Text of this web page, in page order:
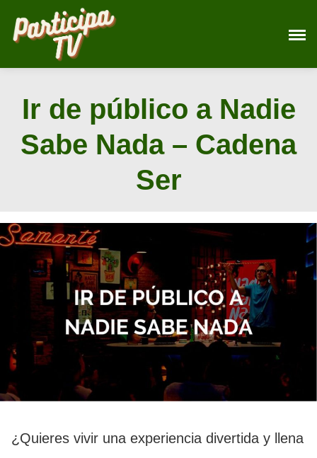
contenido
Ir de público a Nadie
Sabe Nada – Cadena
Ser
¿Quieres vivir una experiencia divertida y llena